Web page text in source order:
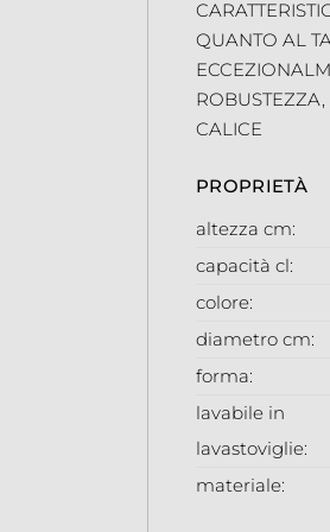
QUANTO AL
CALICE
PROPRIETÀ
altezza cm:
capacità cl:
colore:
diametro cm:
forma:
lavabile in
lavastoviglie:
materiale: